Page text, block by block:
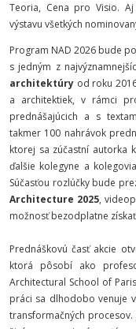
Teoria, Cena pro Visio.
výstavu všetkých
Program NAD 2026 bude
s jedným z
architektúry od roku
a architektiek, v rámci
prednášajúcich a s
takmer 100 nahrávok
ktorej sa zúčastní autorka
ďalšie kolegyne a
Súčasťou rozlúčky bude
Architecture 2025,
možnosť bezodplatne
Prednáškovú časť akcie
ktorá pôsobí ako
Architectural School of
práci sa dlhodobo venuje
transformačných